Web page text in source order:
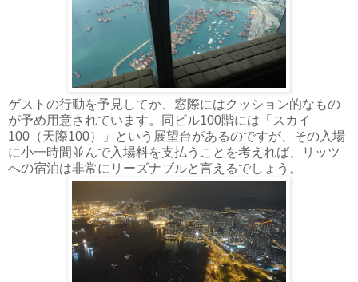
ゲストの行動を予見してか、窓際にはクッション的なもの
が予め用意されています。同ビル100階には「スカイ
100（天際100）」という展望台があるのですが、その入場
に小一時間並んで入場料を支払うことを考えれば、リッツ
への宿泊は非常にリーズナブルと言えるでしょう。